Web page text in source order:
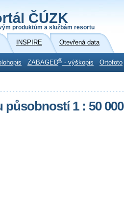
ČÚZK
produktům a službám resortu
INSPIRE Otevřená data
ZABAGED® - výškopis Ortofoto
1 : 50 000